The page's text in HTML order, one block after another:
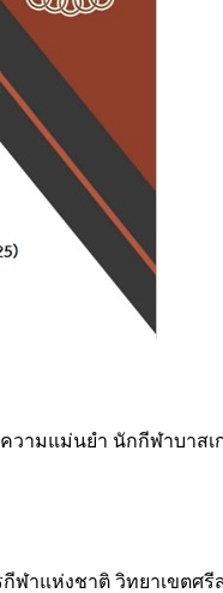
วามแม่นยำ นักกีฬาบาสเ
าแห่งชาติ วิทยาเขตศรี